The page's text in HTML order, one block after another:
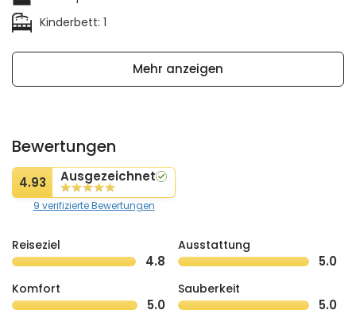
Kinderbett: 1
Mehr anzeigen
Bewertungen
4.93 Ausgezeichnet
9 verifizierte Bewertungen
Reiseziel
4.8
Ausstattung
5.0
Komfort
5.0
Sauberkeit
5.0